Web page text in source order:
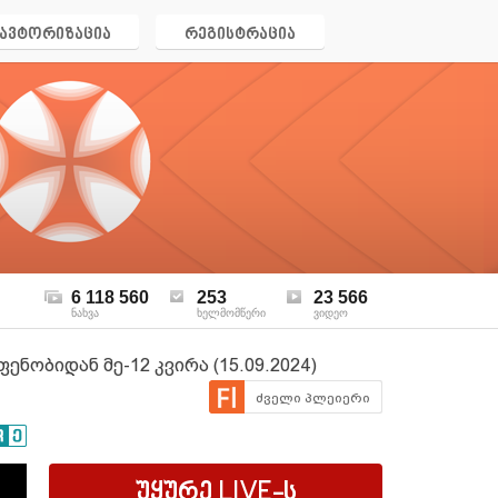
ავტორიზაცია რეგისტრაცია
6 118 560
ნახვა
253
ხელმომწერი
23 566
ვიდეო
მე-12 კვირა (15.09.2024)
ძველი პლეიერი